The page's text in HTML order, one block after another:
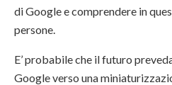
di Google e comprendere in
persone.
E’ probabile che il futuro
Google verso una